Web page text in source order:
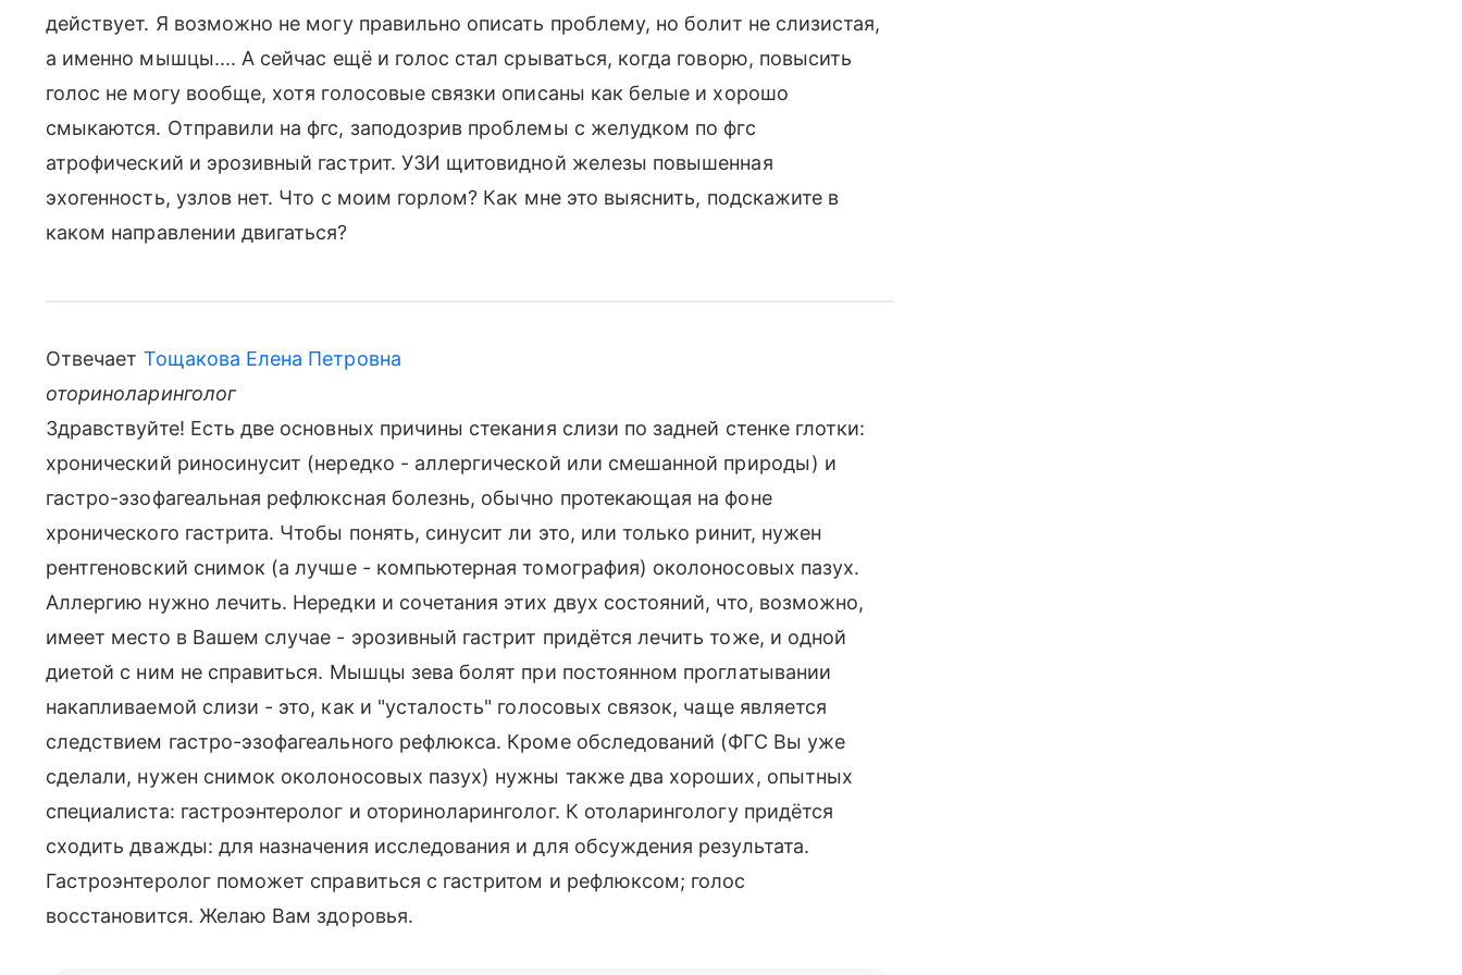
действует. Я возможно не могу правильно описать проблему, но болит не слизистая,
а именно мышцы.... А сейчас ещё и голос стал срываться, когда говорю, повысить
голос не могу вообще, хотя голосовые связки описаны как белые и хорошо
смыкаются. Отправили на фгс, заподозрив проблемы с желудком по фгс
атрофический и эрозивный гастрит. УЗИ щитовидной железы повышенная
эхогенность, узлов нет. Что с моим горлом? Как мне это выяснить, подскажите в
каком направлении двигаться?
Отвечает Тощакова Елена Петровна
оториноларинголог
Здравствуйте! Есть две основных причины стекания слизи по задней стенке глотки:
хронический риносинусит (нередко - аллергической или смешанной природы) и
гастро-эзофагеальная рефлюксная болезнь, обычно протекающая на фоне
хронического гастрита. Чтобы понять, синусит ли это, или только ринит, нужен
рентгеновский снимок (а лучше - компьютерная томография) околоносовых пазух.
Аллергию нужно лечить. Нередки и сочетания этих двух состояний, что, возможно,
имеет место в Вашем случае - эрозивный гастрит придётся лечить тоже, и одной
диетой с ним не справиться. Мышцы зева болят при постоянном проглатывании
накапливаемой слизи - это, как и "усталость" голосовых связок, чаще является
следствием гастро-эзофагеального рефлюкса. Кроме обследований (ФГС Вы уже
сделали, нужен снимок околоносовых пазух) нужны также два хороших, опытных
специалиста: гастроэнтеролог и оториноларинголог. К отоларингологу придётся
сходить дважды: для назначения исследования и для обсуждения результата.
Гастроэнтеролог поможет справиться с гастритом и рефлюксом; голос
восстановится. Желаю Вам здоровья.